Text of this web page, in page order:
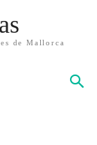
de Mallorca